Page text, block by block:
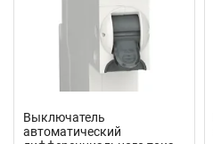
Выключатель
автоматический